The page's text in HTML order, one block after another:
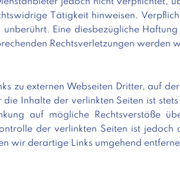
Tätigkeit hinweisen.
unberührt. Eine diesbezügliche
Rechtsverletzungen werden
zu externen Webseiten Dritter, auf
die Inhalte der verlinkten Seiten ist
auf mögliche Rechtsverstöße
der verlinkten Seiten ist jedoch
wir derartige Links umgehend